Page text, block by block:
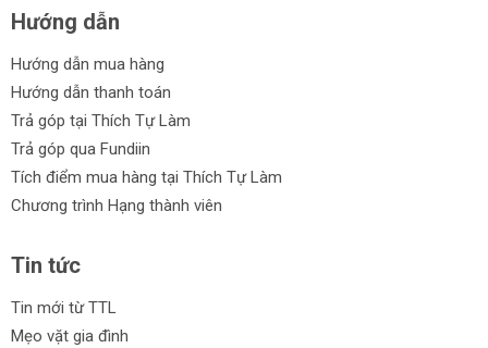
Hướng dẫn
Hướng dẫn mua hàng
Hướng dẫn thanh toán
Trả góp tại Thích Tự Làm
Trả góp qua Fundiin
Tích điểm mua hàng tại Thích Tự Làm
Chương trình Hạng thành viên
Tin tức
Tin mới từ TTL
Mẹo vặt gia đình